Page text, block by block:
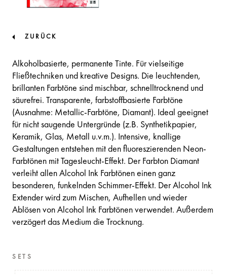
ZURÜCK
Alkoholbasierte, permanente Tinte. Für vielseitige
Fließtechniken und kreative Designs. Die leuchtenden,
brillanten Farbtöne sind mischbar, schnelltrocknend und
säurefrei. Transparente, farbstoffbasierte Farbtöne
(Ausnahme: Metallic-Farbtöne, Diamant). Ideal geeignet
für nicht saugende Untergründe (z.B. Synthetikpapier,
Keramik, Glas, Metall u.v.m.). Intensive, knallige
Gestaltungen entstehen mit den fluoreszierenden Neon-
Farbtönen mit Tagesleucht-Effekt. Der Farbton Diamant
verleiht allen Alcohol Ink Farbtönen einen ganz
besonderen, funkelnden Schimmer-Effekt. Der Alcohol Ink
Extender wird zum Mischen, Aufhellen und wieder
Ablösen von Alcohol Ink Farbtönen verwendet. Außerdem
verzögert das Medium die Trocknung.
SETS